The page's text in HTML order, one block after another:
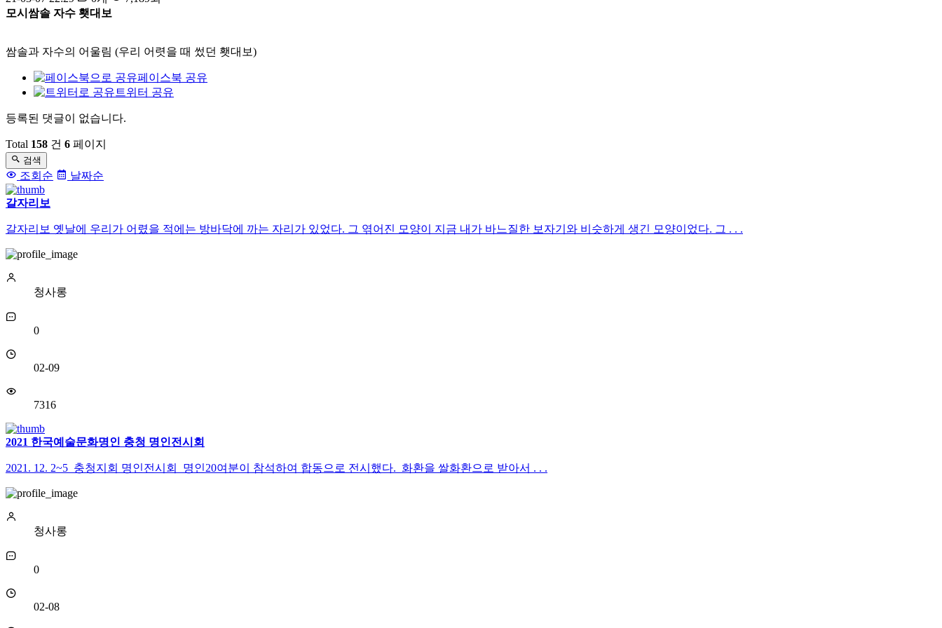
모시쌈솔 자수 횃대보
쌈솔과 자수의 어울림 (우리 어렷을 때 썼던 횃대보)
페이스북 공유
트위터 공유
댓
글
목
록
등록된 댓글이 없습니다.
Total 158 건 6 페이지
검색
조회순 날짜순
갈자리보
갈자리보 옛날에 우리가 어렸을 적에는 방바닥에 까는 자리가 있었다. 그 엮어진 모양이 지금 내가 바느질한 보자기와 비슷하게 생긴 모양이었다. 그 . . .
청사롱
0
02-09
7316
2021 한국예술문화명인 충청 명인전시회
2021. 12. 2~5 충청지회 명인전시회 명인20여분이 참석하여 합동으로 전시했다. 화환을 쌀화환으로 받아서 . . .
청사롱
0
02-08